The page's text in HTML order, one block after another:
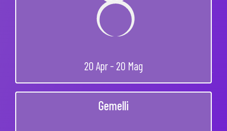
20 Apr - 20 Mag
Gemelli